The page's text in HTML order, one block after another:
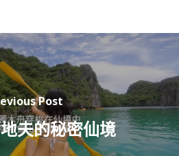
Post
夫的秘密仙境